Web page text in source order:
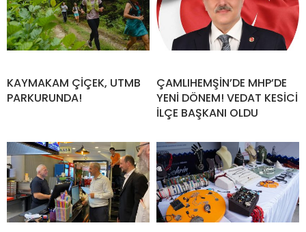
KAYMAKAM ÇİÇEK, UTMB
PARKURUNDA!
ÇAMLIHEMŞİN’DE MHP’DE
YENİ DÖNEM! VEDAT KESİCİ
İLÇE BAŞKANI OLDU